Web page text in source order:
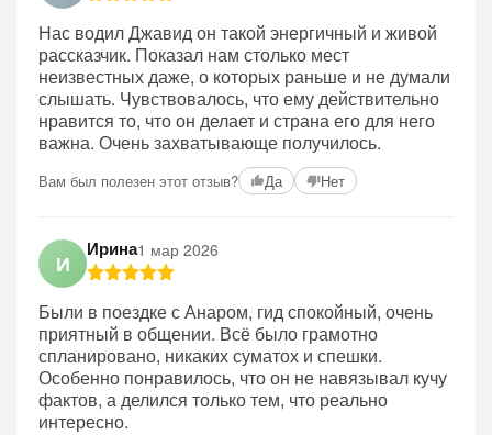
Нас водил Джавид он такой энергичный и живой
рассказчик. Показал нам столько мест
неизвестных даже, о которых раньше и не думали
слышать. Чувствовалось, что ему действительно
нравится то, что он делает и страна его для него
важна. Очень захватывающе получилось.
Вам был полезен этот отзыв? Да Нет
И
Ирина1 мар 2026
Были в поездке с Анаром, гид спокойный, очень
приятный в общении. Всё было грамотно
спланировано, никаких суматох и спешки.
Особенно понравилось, что он не навязывал кучу
фактов, а делился только тем, что реально
интересно.